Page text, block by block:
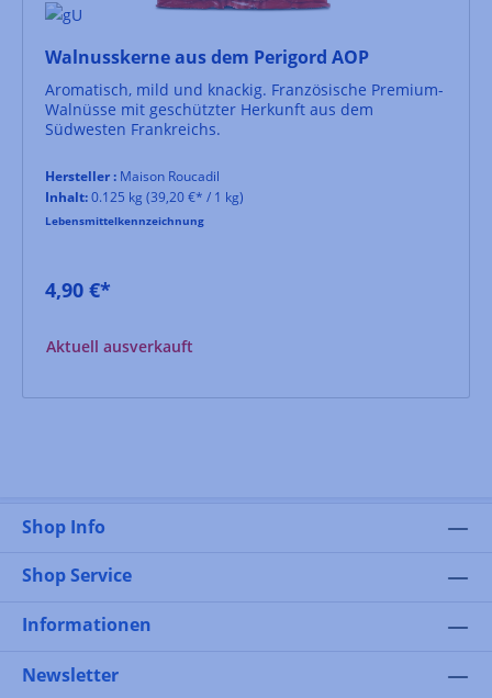
Walnusskerne aus dem Perigord AOP
Aromatisch, mild und knackig. Französische Premium-
Walnüsse mit geschützter Herkunft aus dem
Südwesten Frankreichs.
Hersteller : Maison Roucadil
Inhalt:0.125 kg (39,20 €* / 1 kg)
Lebensmittelkennzeichnung
4,90 €*
Aktuell ausverkauft
Shop Info
Shop Service
Informationen
Newsletter